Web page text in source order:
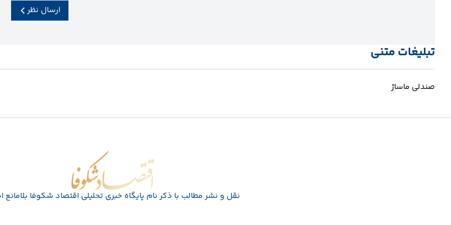
ارسال نظر
تبلیغات متنی
صندلی ماساژ
اقتصاد شکوفا
نقل و نشر مطالب با ذکر نام پايگاه خبری تحليلی اقتصاد شکوفا